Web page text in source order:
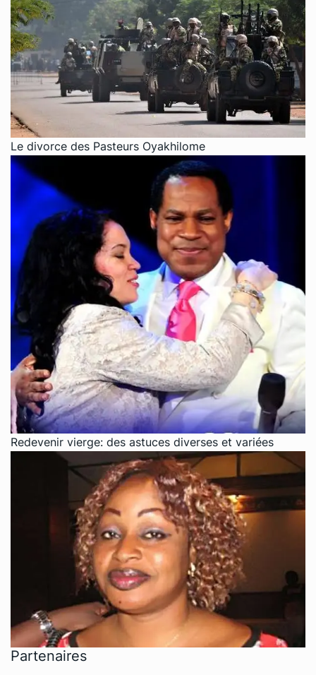
Le divorce des Pasteurs Oyakhilome
Redevenir vierge: des astuces diverses et variées
Partenaires